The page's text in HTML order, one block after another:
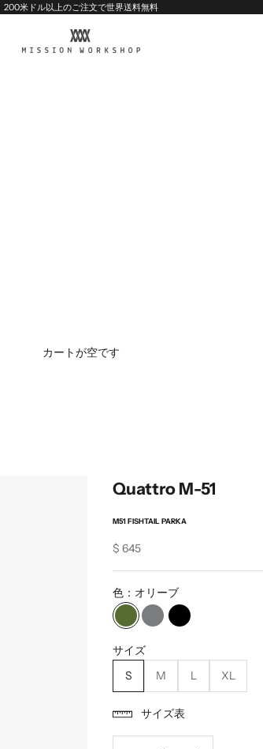
200米ドル以上のご注文で世界送料無料
MISSION WORKSHOP
カートが空です
Quattro M-51
M51 FISHTAIL PARKA
Sale price
$ 645
色： オリーブ
オリーブグレーブラック
サイズ
S
M L XL
サイズ表